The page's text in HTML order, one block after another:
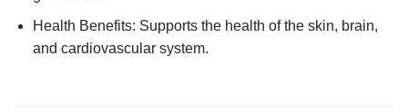
Health Benefits: Supports the health of the skin, brain,
and cardiovascular system.